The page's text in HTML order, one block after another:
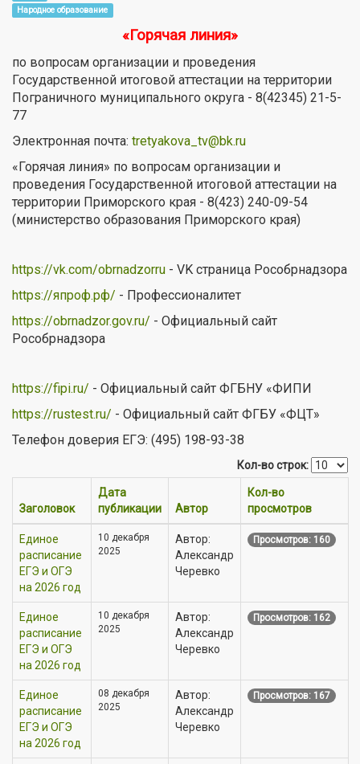
Народное образование
«Горячая линия»
по вопросам организации и проведения
Государственной итоговой аттестации на территории
Пограничного муниципального округа - 8(42345) 21-5-
77
Электронная почта: tretyakova_tv@bk.ru
«Горячая линия» по вопросам организации и
проведения Государственной итоговой аттестации на
территории Приморского края - 8(423) 240-09-54
(министерство образования Приморского края)
https://vk.com/obrnadzorru - VK страница Рособрнадзора
https://япроф.рф/ - Профессионалитет
https://obrnadzor.gov.ru/ - Официальный сайт
Рособрнадзора
https://fipi.ru/ - Официальный сайт ФГБНУ «ФИПИ
https://rustest.ru/ - Официальный сайт ФГБУ «ФЦТ»
Телефон доверия ЕГЭ: (495) 198-93-38
Кол-во строк:
Заголовок
Дата
публикации
Автор
Кол-во
просмотров
Единое
расписание
ЕГЭ и ОГЭ
на 2026 год
10 декабря
2025
Автор:
Александр
Черевко
Просмотров: 160
Единое
расписание
ЕГЭ и ОГЭ
на 2026 год
10 декабря
2025
Автор:
Александр
Черевко
Просмотров: 162
Единое
расписание
ЕГЭ и ОГЭ
на 2026 год
08 декабря
2025
Автор:
Александр
Черевко
Просмотров: 167